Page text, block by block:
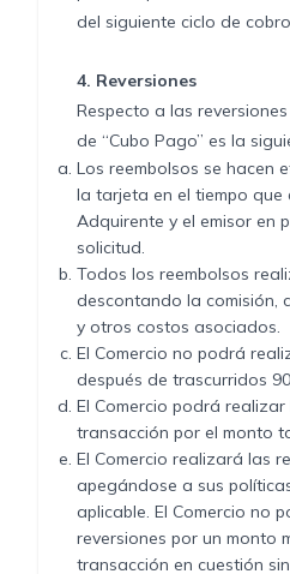
del siguiente ciclo de
4. Reversiones
Respecto a las
de “Cubo Pago” es la
Los reembolsos se hacen
la tarjeta en el tiempo que
Adquirente y el emisor en
solicitud.
Todos los reembolsos
descontando la comisión,
y otros costos asociados.
El Comercio no podrá
después de trascurridos
El Comercio podrá
transacción por el monto
El Comercio realizará las
apegándose a sus
aplicable. El Comercio no
reversiones por un monto
transacción en cuestión